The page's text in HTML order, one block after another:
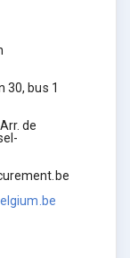
30, bus 1
Arr. de